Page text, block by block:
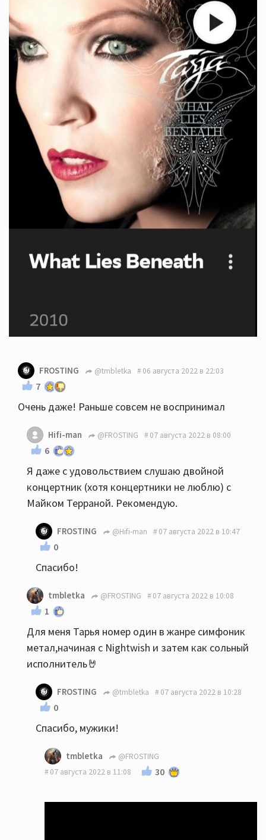
FROSTING @tmbletka 06 августа 2022 в 22:03
7
Очень даже! Раньше совсем не воспринимал
Hifi-man @FROSTING 07 августа 2022 в 08:00
6
Я даже с удовольствием слушаю двойной
концертник (хотя концертники не люблю) с
Майком Терраной. Рекомендую.
FROSTING @Hifi-man 07 августа 2022 в 10:47
0
Спасибо!
tmbletka @FROSTING 07 августа 2022 в 10:08
1
Для меня Тарья номер один в жанре симфоник
метал,начиная с Nightwish и затем как сольный
исполнитель🤘
FROSTING @tmbletka 07 августа 2022 в 10:28
0
Спасибо, мужики!
tmbletka
@FROSTING
07 августа 2022 в 11:08
30